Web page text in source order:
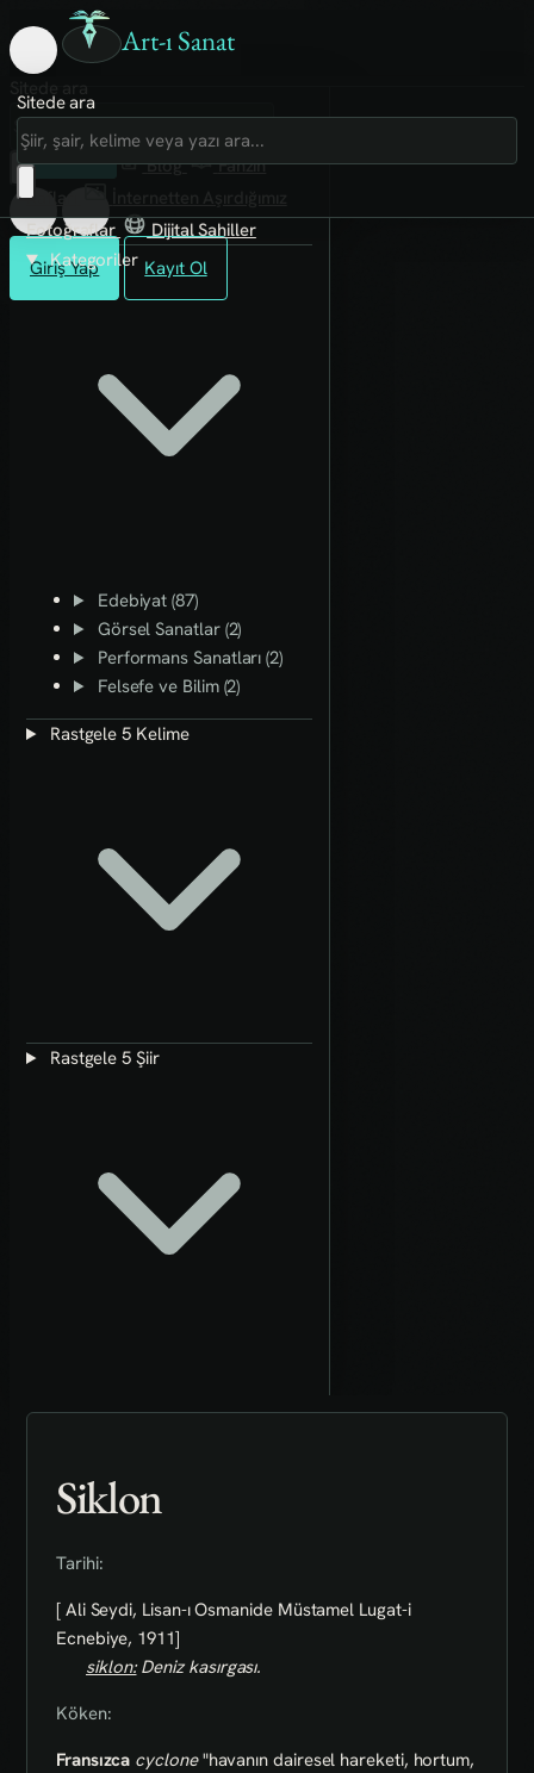
Art-ı Sanat
Giriş Yap Kayıt Ol
Sitede ara
Art-ı Sosyal
İmece
Kütüphane
Blog
Fanzin
Rafları
Fotoğraflar
Dijital Sahiller
Kategoriler
Edebiyat (87)
Görsel Sanatlar (2)
Performans Sanatları (2)
Felsefe ve Bilim (2)
Rastgele 5 Kelime
Rastgele 5 Şiir
Siklon
Tarihi:
[ Ali Seydi, Lisan-ı Osmanide Müstamel Lugat-i
Ecnebiye, 1911]
siklon:Deniz kasırgası.
Köken:
Fransızca cyclone"havanın dairesel hareketi, hortum,